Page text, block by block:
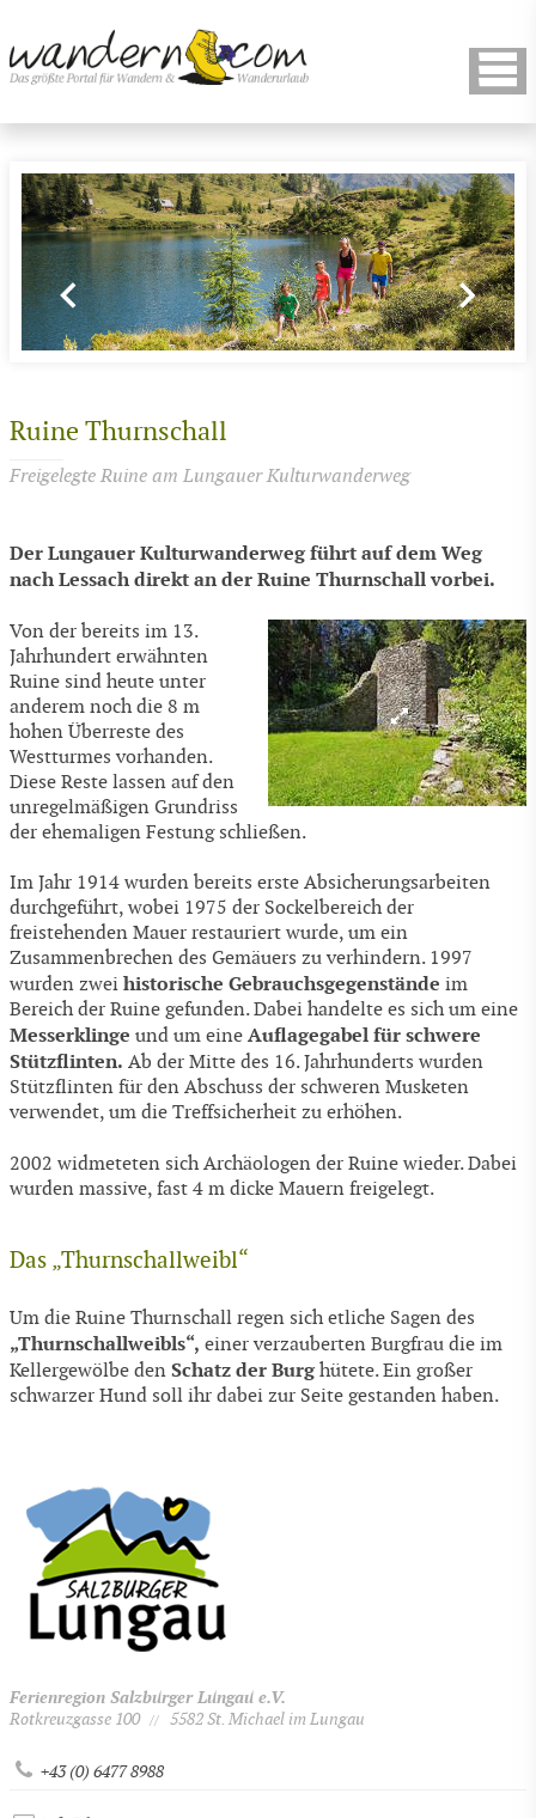
Ruine Thurnschall
Freigelegte Ruine am Lungauer Kulturwanderweg
Der Lungauer Kulturwanderweg führt auf dem Weg
nach Lessach direkt an der Ruine Thurnschall vorbei.
Von der bereits im 13.
Jahrhundert erwähnten
Ruine sind heute unter
anderem noch die 8 m
hohen Überreste des
Westturmes vorhanden.
Diese Reste lassen auf den
unregelmäßigen Grundriss
der ehemaligen Festung schließen.
Im Jahr 1914 wurden bereits erste Absicherungsarbeiten
durchgeführt, wobei 1975 der Sockelbereich der
freistehenden Mauer restauriert wurde, um ein
Zusammenbrechen des Gemäuers zu verhindern. 1997
wurden zwei historische Gebrauchsgegenstände im
Bereich der Ruine gefunden. Dabei handelte es sich um eine
Messerklinge und um eine Auflagegabel für schwere
Stützflinten. Ab der Mitte des 16. Jahrhunderts wurden
Stützflinten für den Abschuss der schweren Musketen
verwendet, um die Treffsicherheit zu erhöhen.
2002 widmeteten sich Archäologen der Ruine wieder. Dabei
wurden massive, fast 4 m dicke Mauern freigelegt.
Das „Thurnschallweibl“
Um die Ruine Thurnschall regen sich etliche Sagen des
„Thurnschallweibls“, einer verzauberten Burgfrau die im
Kellergewölbe den Schatz der Burghütete. Ein großer
schwarzer Hund soll ihr dabei zur Seite gestanden haben.
Ferienregion Salzburger Lungau e.V.
Rotkreuzgasse 100 // 5582 St. Michael im Lungau
+43 (0) 6477 8988